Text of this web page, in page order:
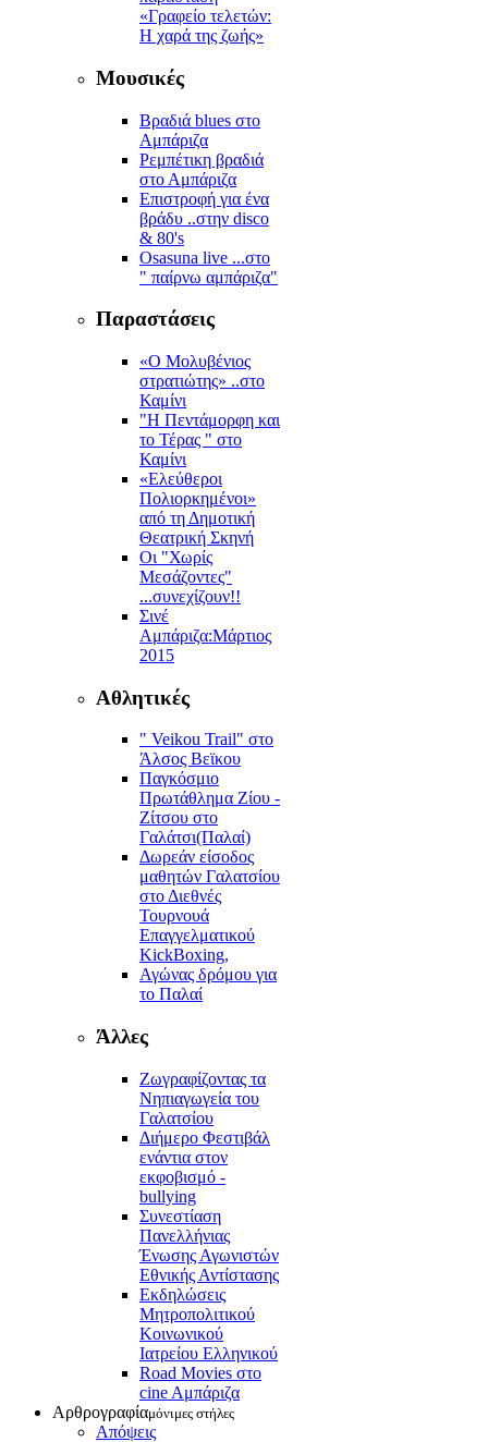
«Γραφείο τελετών:
Η χαρά της ζωής»
Μουσικές
Βραδιά blues στο
Αμπάριζα
Ρεμπέτικη βραδιά
στο Αμπάριζα
Επιστροφή για ένα
βράδυ ..στην disco
& 80's
Osasuna live ...στο
" παίρνω αμπάριζα"
Παραστάσεις
«Ο Μολυβένιος
στρατιώτης» ..στο
Καμίνι
"Η Πεντάμορφη και
το Τέρας " στο
Καμίνι
«Ελεύθεροι
Πολιορκημένοι»
από τη Δημοτική
Θεατρική Σκηνή
Οι "Χωρίς
Μεσάζοντες"
...συνεχίζουν!!
Σινέ
Αμπάριζα:Mάρτιος
2015
Αθλητικές
" Veikou Trail" στο
Άλσος Βεϊκου
Παγκόσμιο
Πρωτάθλημα Ζίου -
Ζίτσου στο
Γαλάτσι(Παλαί)
Δωρεάν είσοδος
μαθητών Γαλατσίου
στο Διεθνές
Τουρνουά
Επαγγελματικού
KickBoxing,
Αγώνας δρόμου για
το Παλαί
Άλλες
Ζωγραφίζοντας τα
Νηπιαγωγεία του
Γαλατσίου
Διήμερο Φεστιβάλ
ενάντια στον
εκφοβισμό -
bullying
Συνεστίαση
Πανελλήνιας
Ένωσης Αγωνιστών
Εθνικής Αντίστασης
Εκδηλώσεις
Μητροπολιτικού
Κοινωνικού
Ιατρείου Ελληνικού
Road Movies στο
cine Aμπάριζα
Αρθρογραφίαμόνιμες στήλες
Απόψεις